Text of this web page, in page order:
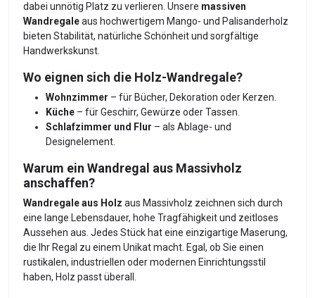
dabei unnötig Platz zu verlieren. Unsere massiven
Wandregaleaus hochwertigem Mango- und Palisanderholz
bieten Stabilität, natürliche Schönheit und sorgfältige
Handwerkskunst.
Wo eignen sich die Holz-Wandregale?
Wohnzimmer – für Bücher, Dekoration oder Kerzen.
Küche – für Geschirr, Gewürze oder Tassen.
Schlafzimmer und Flur – als Ablage- und
Designelement.
Warum ein Wandregal aus Massivholz
anschaffen?
Wandregale aus Holz aus Massivholz zeichnen sich durch
eine lange Lebensdauer, hohe Tragfähigkeit und zeitloses
Aussehen aus. Jedes Stück hat eine einzigartige Maserung,
die Ihr Regal zu einem Unikat macht. Egal, ob Sie einen
rustikalen, industriellen oder modernen Einrichtungsstil
haben, Holz passt überall.